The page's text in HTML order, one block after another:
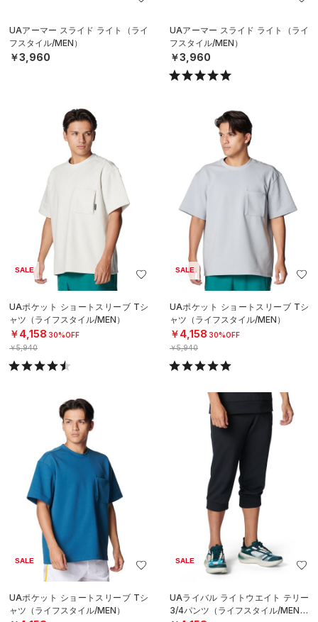
UAアーマー スライド ライト（ライ
フスタイル/MEN）
￥3,960
UAアーマー スライド ライト（ライ
フスタイル/MEN）
￥3,960
SALE
UAポケット ショートスリーブ Tシ
ャツ（ライフスタイル/MEN）
￥4,158 30%OFF
￥5,940
SALE
UAポケット ショートスリーブ Tシ
ャツ（ライフスタイル/MEN）
￥4,158 30%OFF
￥5,940
SALE
UAポケット ショートスリーブ Tシ
ャツ（ライフスタイル/MEN）
SALE
UAライバル ライトウエイト テリー
3/4パンツ（ライフスタイル/MEN）